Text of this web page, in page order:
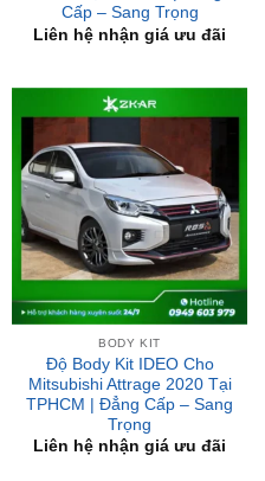
BODY KIT
Độ Body Kit IDEO Cho
Mitsubishi Attrage 2020 Tại
TPHCM | Đẳng Cấp – Sang
Trọng
Liên hệ nhận giá ưu đãi